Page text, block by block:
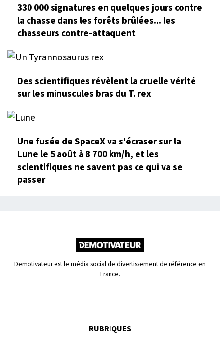
330 000 signatures en quelques jours contre
la chasse dans les forêts brûlées... les
chasseurs contre-attaquent
Des scientifiques révèlent la cruelle vérité
sur les minuscules bras du T. rex
Une fusée de SpaceX va s'écraser sur la
Lune le 5 août à 8 700 km/h, et les
scientifiques ne savent pas ce qui va se
passer
Demotivateur est le média social de divertissement de référence en
France.
RUBRIQUES